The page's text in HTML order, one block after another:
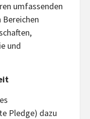
umfassenden
und
Pledge) dazu